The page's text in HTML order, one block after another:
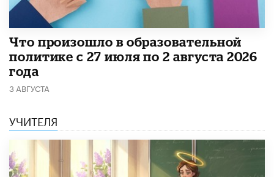
​Что произошло в образовательной
политике с 27 июля по 2 августа 2026
года
3 АВГУСТА
УЧИТЕЛЯ